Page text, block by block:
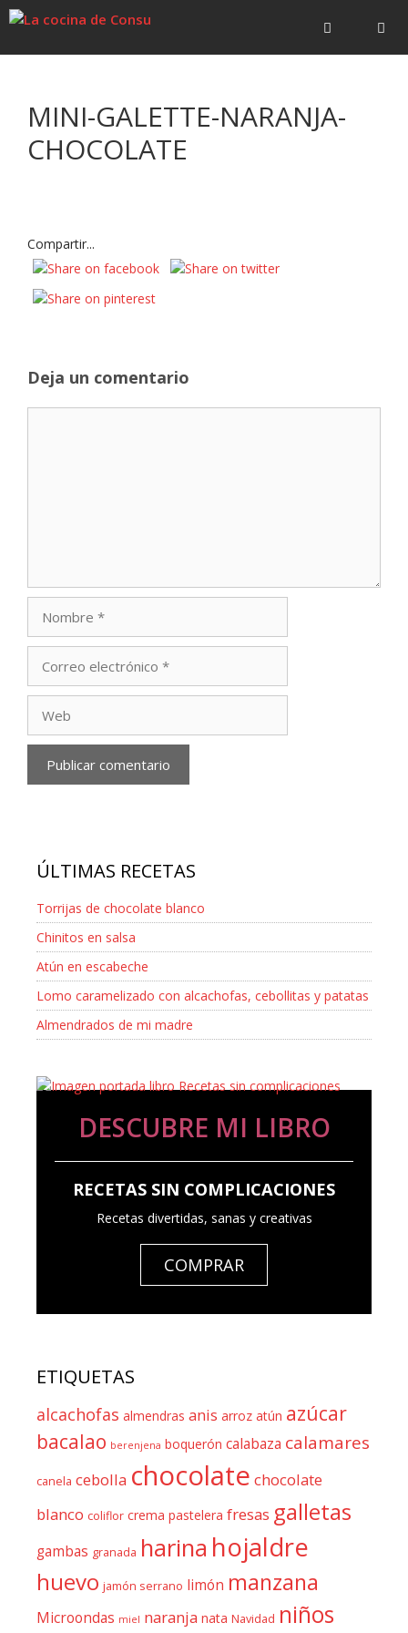
Saltar
Saltar
MINI-GALETTE-NARANJA-
CHOCOLATE
Compartir...
Deja un comentario
electrónico
ÚLTIMAS RECETAS
Torrijas de chocolate blanco
Chinitos en salsa
Atún en escabeche
Lomo caramelizado con alcachofas, cebollitas y patatas
Almendrados de mi madre
DESCUBRE MI LIBRO
RECETAS SIN COMPLICACIONES
Recetas divertidas, sanas y creativas
COMPRAR
ETIQUETAS
alcachofas almendras anis arroz atún azúcar
bacalao berenjena boquerón calabaza calamares
canela cebolla chocolate chocolate
blanco coliflor crema pastelera fresas galletas
gambas granada harina hojaldre
huevo jamón serrano limón manzana
Microondas miel naranja nata Navidad niños